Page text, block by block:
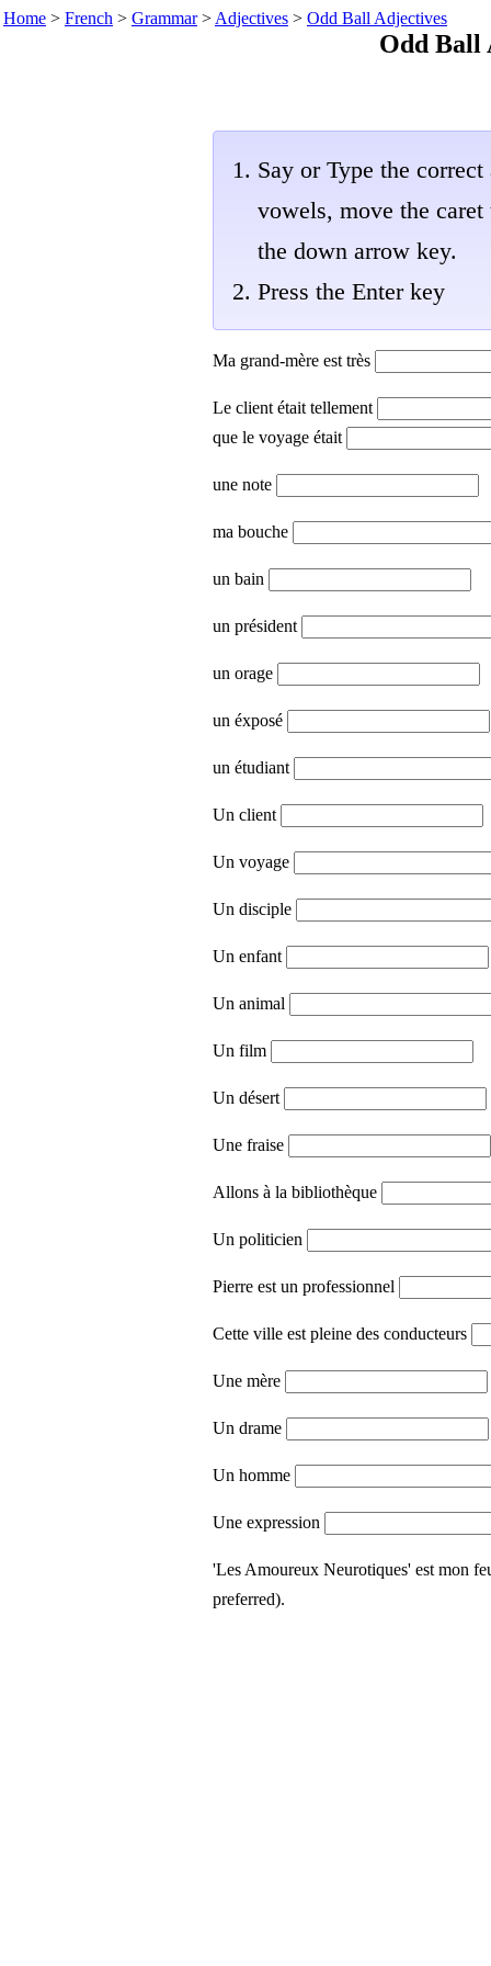
Home > French > Grammar> Adjectives > Odd Ball Adjectives
Odd Ball
Say or Type the
vowels, move the
the down arrow key.
Press the Enter key
Ma grand-mère est très
Le client était tellement
que le voyage était
une note
ma bouche
un bain
un président
un orage
un éxposé
un étudiant
Un client
Un voyage
Un disciple
Un enfant
Un animal
Un film
Un désert
Une fraise
Allons à la bibliothèque
Un politicien
Pierre est un professionnel
Cette ville est pleine des conducteurs
Une mère
Un drame
Un homme
Une expression
'Les Amoureux Neurotiques' est mon
preferred).